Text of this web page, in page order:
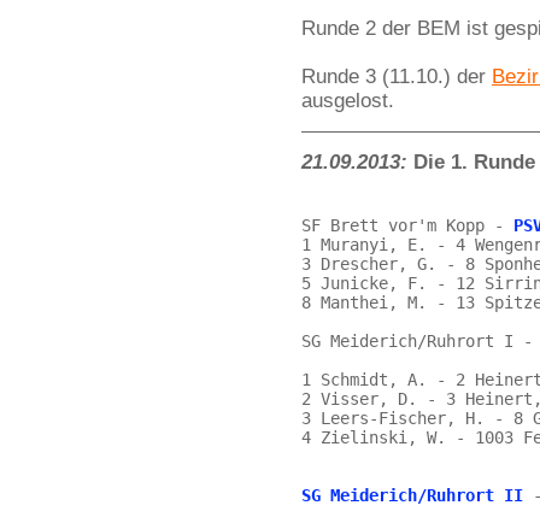
Runde 2 der BEM ist
Runde 3 (11.10.) der
ausgelost.
21.09.2013: Die 1.
SF Brett vor'm Kopp -
1 Muranyi, E. - 4
3 Drescher, G. - 8
5 Junicke, F. - 12
8 Manthei, M. - 13
SG Meiderich/Ruhrort I
1 Schmidt, A. - 2
2 Visser, D. - 3
3 Leers-Fischer, H. - 8
4 Zielinski, W. - 1003
SG Meiderich/Ruhrort II